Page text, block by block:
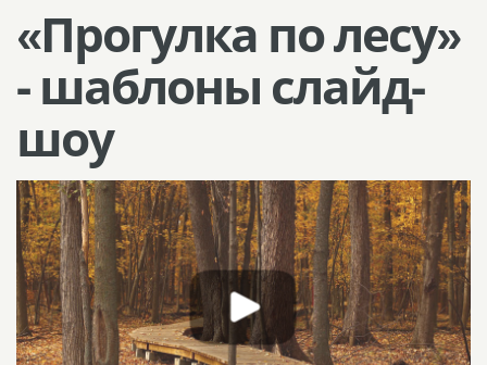
«Прогулка по лесу»
- шаблоны слайд-
шоу